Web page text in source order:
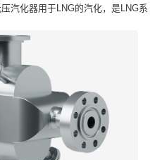
汽化器用于LNG的汽化，是LNG系